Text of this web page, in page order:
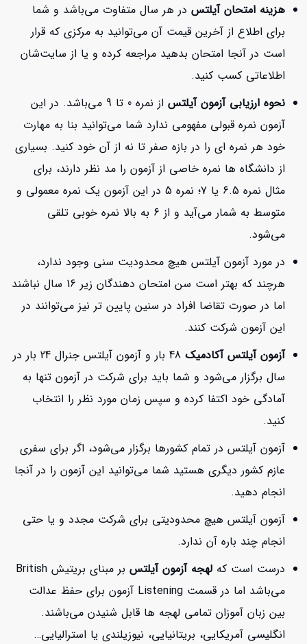
هزینه امتحان آیلتس در هر سال متفاوت می‌باشد و شما
برای اطلاع از آخرین قیمت آن می‌توانید به مرکزی که قرار
است در آنجا امتحان بدهید مراجعه کرده و یا از سایت‌شان
اطلاعاتی کسب کنید.
نحوه ارزیابی آزمون آیلتس
از نمره 0 تا 9 می‌باشد. در این
آزمون نمره قبولی مفهومی ندارد شما می‌توانید بنا به مهارت
خود هر نمره ای را در بازه صفر تا نه از آن خود کنید. بسیاری
از دانشگاه ها نمره خاصی از آزمون را مد نظر دارند، برای
مثال نمره 6.5 یا 7؛ نمره 5 در این آزمون یک نمره معمولی و
متوسط به شمار می‌آید و از 6 به بالا نمره خوبی تلقی
می‌شود.
در مورد آزمون آیلتس هیچ محدودیت سنی وجود ندارد،
هرچند که بهتر است سن امتحان دهندگان زیر 16 سال نباشند
اما در صورت تقاضا افراد در سنین پایین تر نیز می‌توانند در
این آزمون شرکت کنند.
آزمون آیلتس آکادمیک
48 بار و آزمون آیلتس جنرال 24 بار در
سال برگزار می‌شود و شما باید برای شرکت در آزمون تنها به
آمادگی خود اکتفا کرده و سپس زمان مورد نظر را انتخاب
کنید.
آزمون آیلتس در تمام کشورها برگزار می‌شود، اگر برای سفری
عازم کشور دیگری هستید شما می‌توانید این آزمون را در آنجا
انجام دهید.
آزمون آیلتس هیچ محدودیتی برای شرکت مجدد و یا حتی
انجام چند باره آن ندارد.
درست است که لهجه آزمون آیلتس
بر مبنای بریتیش British
می‌باشد اما در قسمت Listening آزمون برای حفظ عدالت
بین زبان آموزان تمامی لهجه ها قابل شنیدن می‌باشند.
انگلیسی آمریکایی، بریتانیایی، نیوزیلندی یا استرالیایی…